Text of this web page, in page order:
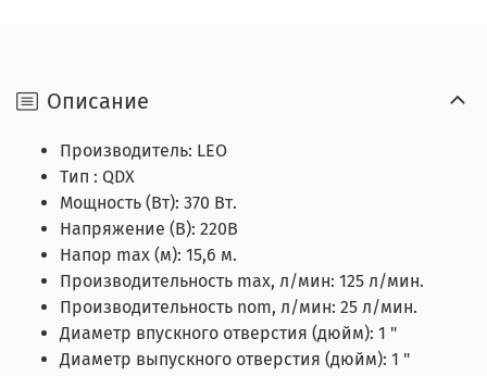
Описание
Производитель: LEO
Тип : QDX
Мощность (Вт): 370 Вт.
Напряжение (В): 220В
Напор max (м): 15,6 м.
Производительность max, л/мин: 125 л/мин.
Производительность nom, л/мин: 25 л/мин.
Диаметр впускного отверстия (дюйм): 1 "
Диаметр выпускного отверстия (дюйм): 1 "